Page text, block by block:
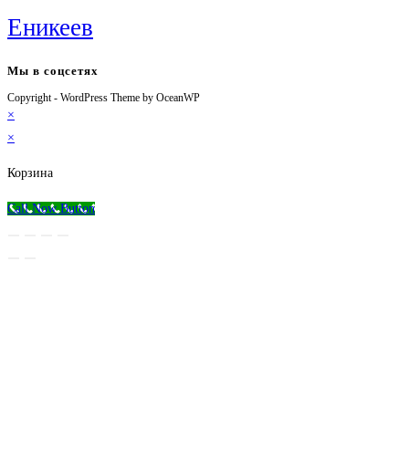
Еникеев
Мы в соцсетях
Откроется
вкладке
Откроется
вкладке
Откроется
вкладке
Откроется
приложении
Copyright - WordPress Theme by OceanWP
×
×
Корзина
Call Now Button